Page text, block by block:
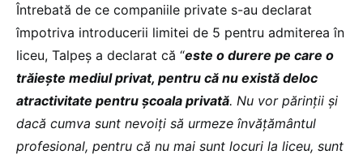
Întrebată de ce companiile private s-au declarat
împotriva introducerii limitei de 5 pentru admiterea în
liceu, Talpeș a declarat că “este o durere pe care o
trăiește mediul privat, pentru că nu există deloc
atractivitate pentru școala privată. Nu vor părinții și
dacă cumva sunt nevoiți să urmeze învățământul
profesional, pentru că nu mai sunt locuri la liceu, sunt